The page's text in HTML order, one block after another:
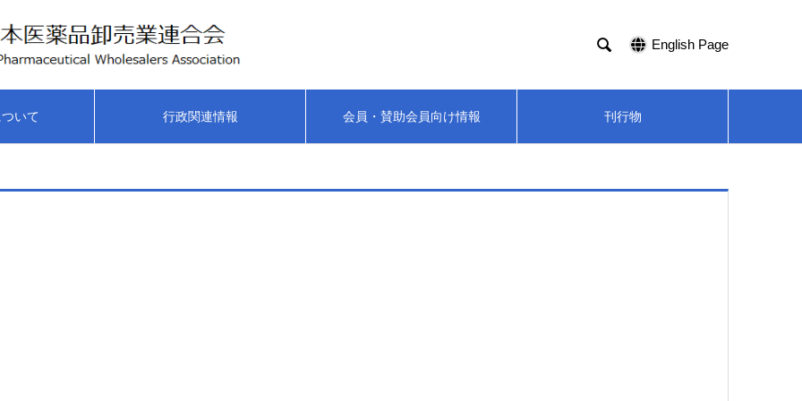
 English Page
いて 行政関連情報 会員・賛助会員向け情報 刊行物